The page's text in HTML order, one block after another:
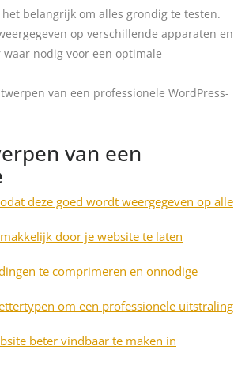
belangrijk om alles grondig te testen.
op verschillende apparaten en
nodig voor een optimale
van een professionele WordPress-
van een
deze goed wordt weergegeven op alle
door je website te laten
te comprimeren en onnodige
om een professionele uitstraling
beter vindbaar te maken in